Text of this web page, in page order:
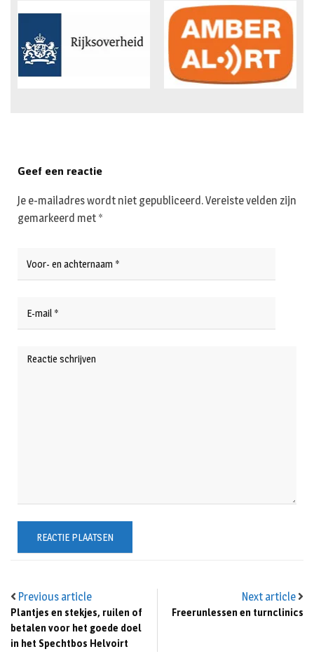
Previous article
Plantjes en stekjes, ruilen of
betalen voor het goede doel
in het Spechtbos Helvoirt
Next article
Freerunlessen en turnclinics
Geef een reactie
Je e-mailadres wordt niet gepubliceerd.Vereiste velden zijn
gemarkeerd met *